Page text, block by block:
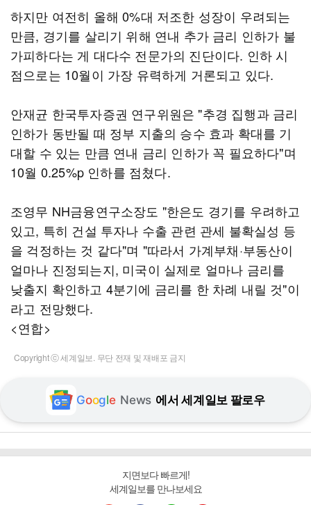
하지만 여전히 올해 0%대 저조한 성장이 우려되는
만큼, 경기를 살리기 위해 연내 추가 금리 인하가 불
가피하다는 게 대다수 전문가의 진단이다. 인하 시
점으로는 10월이 가장 유력하게 거론되고 있다.
안재균 한국투자증권 연구위원은 "추경 집행과 금리
인하가 동반될 때 정부 지출의 승수 효과 확대를 기
대할 수 있는 만큼 연내 금리 인하가 꼭 필요하다"며
10월 0.25%p 인하를 점쳤다.
조영무 NH금융연구소장도 "한은도 경기를 우려하고
있고, 특히 건설 투자나 수출 관련 관세 불확실성 등
을 걱정하는 것 같다"며 "따라서 가계부채·부동산이
얼마나 진정되는지, 미국이 실제로 얼마나 금리를
낮출지 확인하고 4분기에 금리를 한 차례 내릴 것"이
라고 전망했다.
<연합>
Copyright ⓒ 세계일보. 무단 전재 및 재배포 금지
Google News 에서 세계일보 팔로우
지면보다 빠르게!
세계일보를 만나보세요